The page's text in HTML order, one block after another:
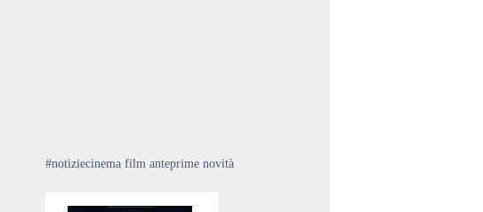
#notiziecinema film anteprime novità